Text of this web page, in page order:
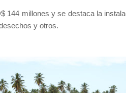
144 millones y se destaca la
y otros.